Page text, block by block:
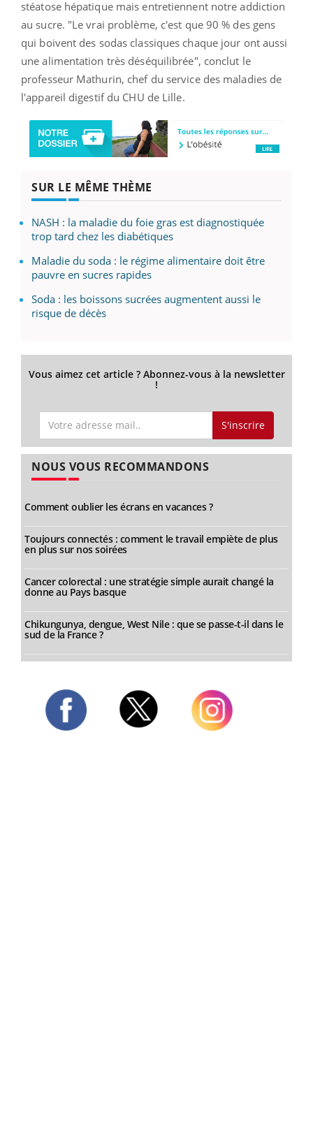
stéatose hépatique mais entretiennent notre addiction
au sucre. "Le vrai problème, c'est que 90 % des gens
qui boivent des sodas classiques chaque jour ont aussi
une alimentation très déséquilibrée", conclut le
professeur Mathurin, chef du service des maladies de
l'appareil digestif du CHU de Lille.
SUR LE MÊME THÈME
NASH : la maladie du foie gras est diagnostiquée
trop tard chez les diabétiques
Maladie du soda : le régime alimentaire doit être
pauvre en sucres rapides
Soda : les boissons sucrées augmentent aussi le
risque de décès
Vous aimez cet article ? Abonnez-vous à la newsletter
!
S'inscrire
NOUS VOUS RECOMMANDONS
Comment oublier les écrans en vacances ?
Toujours connectés : comment le travail empiète de plus
en plus sur nos soirées
Cancer colorectal : une stratégie simple aurait changé la
donne au Pays basque
Chikungunya, dengue, West Nile : que se passe-t-il dans le
sud de la France ?